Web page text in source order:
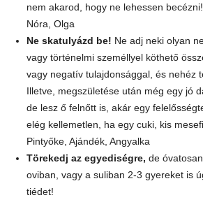
nem akarod, hogy ne lehessen
Nóra, Olga
Ne skatulyázd be! Ne adj neki olyan
vagy történelmi személlyel köthető
vagy negatív tulajdonsággal, és nehéz
Illetve, megszületése után még egy jó
de lesz ő felnőtt is, akár egy
elég kellemetlen, ha egy cuki, kis
Pintyőke, Ajándék, Angyalka
Törekedj az egyediségre, de
oviban, vagy a suliban 2-3 gyereket is
tiédet!